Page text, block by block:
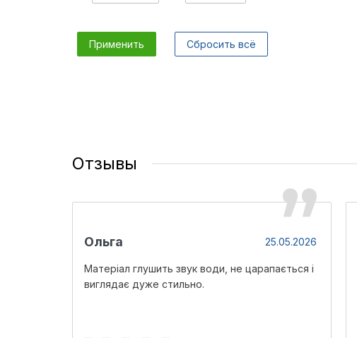
Применить Сбросить всё
Отзывы
Ольга 25.05.2026
Матеріал глушить звук води, не царапається і
виглядає дуже стильно.